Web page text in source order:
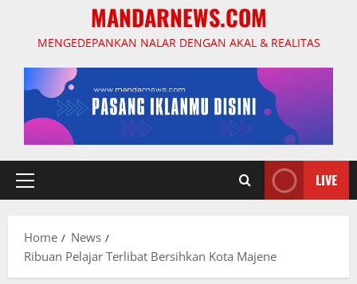
MANDARNEWS.COM
MENGEDEPANKAN NALAR DENGAN AKAL & REALITAS
Primary
LIVE
Home
News
Ribuan Pelajar Terlibat Bersihkan Kota Majene